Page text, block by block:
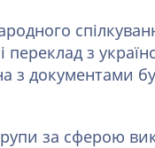
з
з документами
за сферою